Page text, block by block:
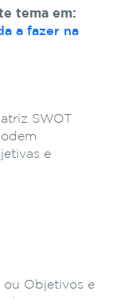
tema em:
a fazer na
SWOT
e
ou Objetivos e